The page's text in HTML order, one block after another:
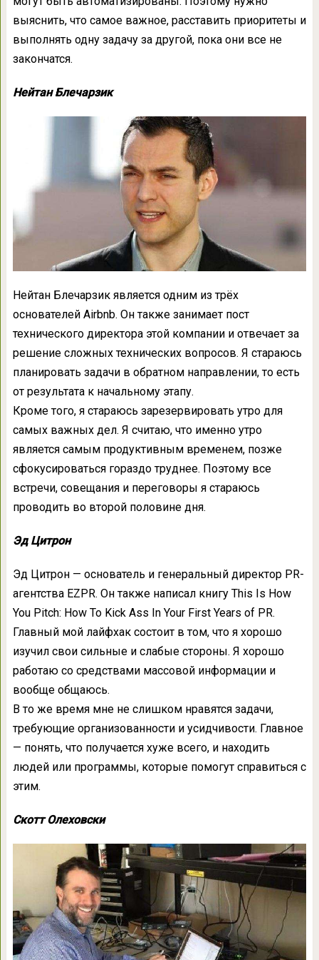
выяснить, что самое важное, расставить приоритеты и
выполнять одну задачу за другой, пока они все не
закончатся.
Нейтан Блечарзик
Нейтан Блечарзик является одним из трёх
основателей Airbnb. Он также занимает пост
технического директора этой компании и отвечает за
решение сложных технических вопросов. Я стараюсь
планировать задачи в обратном направлении, то есть
от результата к начальному этапу.
Кроме того, я стараюсь зарезервировать утро для
самых важных дел. Я считаю, что именно утро
является самым продуктивным временем, позже
сфокусироваться гораздо труднее. Поэтому все
встречи, совещания и переговоры я стараюсь
проводить во второй половине дня.
Эд Цитрон
Эд Цитрон — основатель и генеральный директор PR-
агентства EZPR. Он также написал книгу This Is How
You Pitch: How To Kick Ass In Your First Years of PR.
Главный мой лайфхак состоит в том, что я хорошо
изучил свои сильные и слабые стороны. Я хорошо
работаю со средствами массовой информации и
вообще общаюсь.
В то же время мне не слишком нравятся задачи,
требующие организованности и усидчивости. Главное
— понять, что получается хуже всего, и находить
людей или программы, которые помогут справиться с
этим.
Скотт Олеховски